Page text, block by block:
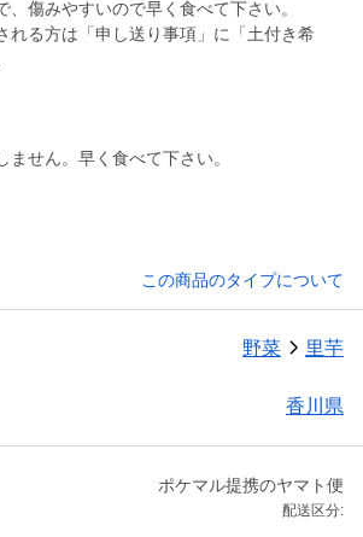
、傷みやすいので早く食べて下さい。
れる方は「申し送り事項」に「土付き希
せん。早く食べて下さい。
この商品のタイプについて
野菜 里芋
香川県
ポケマル提携のヤマト便
配送区分: